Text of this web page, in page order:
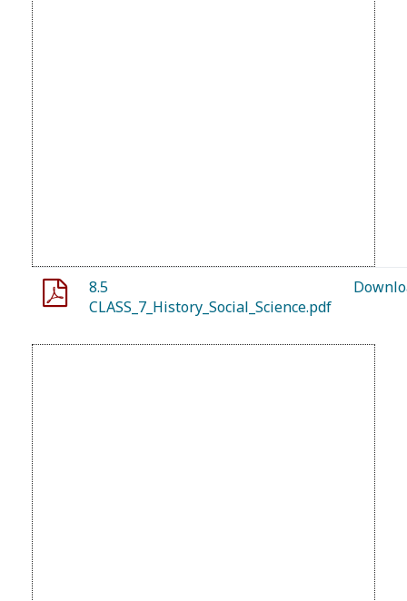
8.5
CLASS_7_History_Social_Science.pdf